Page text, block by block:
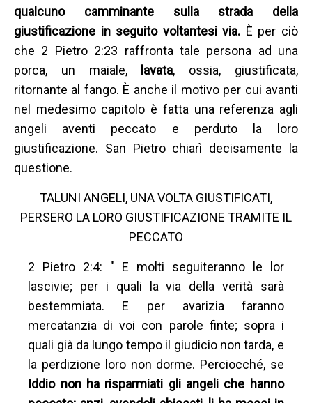
qualcuno camminante sulla strada della
giustificazione in seguito voltantesi via. È per ciò
che 2 Pietro 2:23 raffronta tale persona ad una
porca, un maiale, lavata, ossia, giustificata,
ritornante al fango. È anche il motivo per cui avanti
nel medesimo capitolo è fatta una referenza agli
angeli aventi peccato e perduto la loro
giustificazione. San Pietro chiarì decisamente la
questione.
TALUNI ANGELI, UNA VOLTA GIUSTIFICATI,
PERSERO LA LORO GIUSTIFICAZIONE TRAMITE IL
PECCATO
2 Pietro 2:4: " E molti seguiteranno le lor
lascivie; per i quali la via della verità sarà
bestemmiata. E per avarizia faranno
mercatanzia di voi con parole finte; sopra i
quali già da lungo tempo il giudicio non tarda, e
la perdizione loro non dorme. Perciocché, se
Iddio non ha risparmiati gli angeli che hanno